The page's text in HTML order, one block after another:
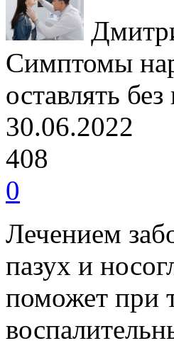
Симптомы
оставлять
30.06.2022
408
0
Лечением
пазух и
поможет при